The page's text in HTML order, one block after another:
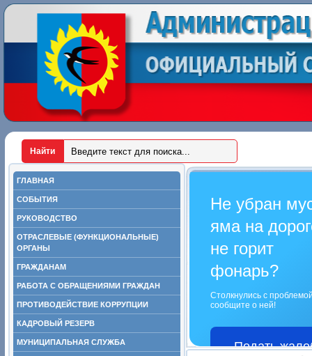
ГЛАВНАЯ
СОБЫТИЯ
РУКОВОДСТВО
ОТРАСЛЕВЫЕ (ФУНКЦИОНАЛЬНЫЕ)
ОРГАНЫ
ГРАЖДАНАМ
РАБОТА С ОБРАЩЕНИЯМИ ГРАЖДАН
ПРОТИВОДЕЙСТВИЕ КОРРУПЦИИ
КАДРОВЫЙ РЕЗЕРВ
МУНИЦИПАЛЬНАЯ СЛУЖБА
Не убран
яма на
не горит
фонарь?
Столкнулись с
сообщите о ней!
Подать